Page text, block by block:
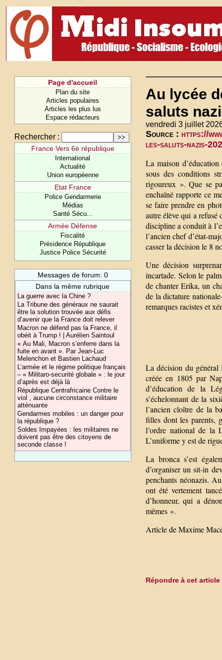
Page d'accueil
Plan du site
Articles populaires
Articles les plus lus
Espace rédacteurs
Rechercher :
France Vers 6è république
International
Actualité
Union européenne
Etat France
Police Gendarmerie
Médias
Santé Sécu...
Armée Défense
Fiscalité
Présidence République
Justice Police Sécurité
Messages de forum: 0
Dans la même rubrique
La guerre avec la Chine ?
La Tribune des généraux ne saurait
être la solution trouvée aux défis
d’avenir que la France doit relever
Macron ne défend pas la France, il
obéit à Trump ! | Aurélien Saintoul
« Au Mali, Macron s’enferre dans la
fuite en avant ». Par Jean-Luc
Melenchon et Bastien Lachaud
L’armée et le régime politique français
– « Militaro-securité globale » : le jour
d’après est déjà là
République Centrafricaine Contre le
viol , aucune circonstance militaire
atténuante
Gendarmes mobiles : un danger pour
la république ?
Soldes Impayées : les militaires ne
doivent pas être des citoyens de
seconde classe !
Au lycée
saluts
vendredi 3 juillet
Source : https://
les-saluts-nazis-
La maison
sous des conditions
rigoureux ». Que se
enchaîné rapporte ce
se faire prendre en
autre élève qui a refusé
discipline a conduit à
l’ancien chef d’état-
casser la décision le 8
Une décision
incartade. Selon le
de chanter Erika, un
de la dictature
remarques racistes et
La décision du général
créée en 1805 par
d’éducation de la
s’échelonnant de la
l’ancien cloître de la
filles dont les parents,
l’ordre national de la
L’uniforme y est de
La bronca s’est
d’organiser un sit-in
penchants néonazis.
ont été vertement
d’honneur, qui a
mêmes ».
Article de Maxime
Répondre à cet article